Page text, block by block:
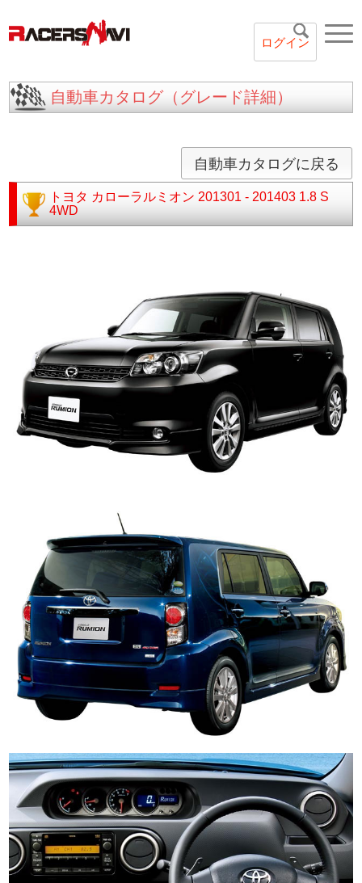
ログイン
自動車カタログ（グレード詳細）
自動車カタログに戻る
トヨタ カローラルミオン 201301 - 201403 1.8 S
4WD